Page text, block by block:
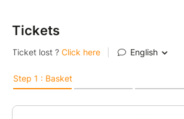
Tickets